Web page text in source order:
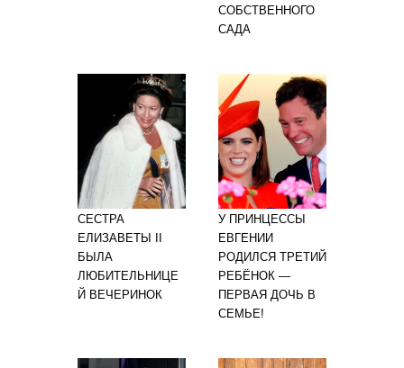
СОБСТВЕННОГО
САДА
СЕСТРА
ЕЛИЗАВЕТЫ II
БЫЛА
ЛЮБИТЕЛЬНИЦЕ
Й ВЕЧЕРИНОК
У ПРИНЦЕССЫ
ЕВГЕНИИ
РОДИЛСЯ ТРЕТИЙ
РЕБЁНОК —
ПЕРВАЯ ДОЧЬ В
СЕМЬЕ!